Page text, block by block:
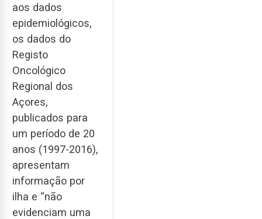
aos dados
epidemiológicos,
os dados do
Registo
Oncológico
Regional dos
Açores,
publicados para
um período de 20
anos (1997-2016),
apresentam
informação por
ilha e “não
evidenciam uma